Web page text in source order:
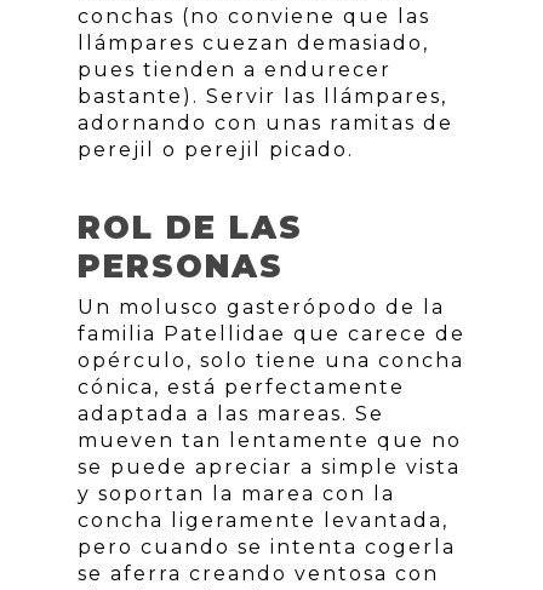
conchas (no conviene que las
llámpares cuezan demasiado,
pues tienden a endurecer
bastante). Servir las llámpares,
adornando con unas ramitas de
perejil o perejil picado.
ROL DE LAS
PERSONAS
Un molusco gasterópodo de la
familia Patellidae que carece de
opérculo, solo tiene una concha
cónica, está perfectamente
adaptada a las mareas. Se
mueven tan lentamente que no
se puede apreciar a simple vista
y soportan la marea con la
concha ligeramente levantada,
pero cuando se intenta cogerla
se aferra creando ventosa con